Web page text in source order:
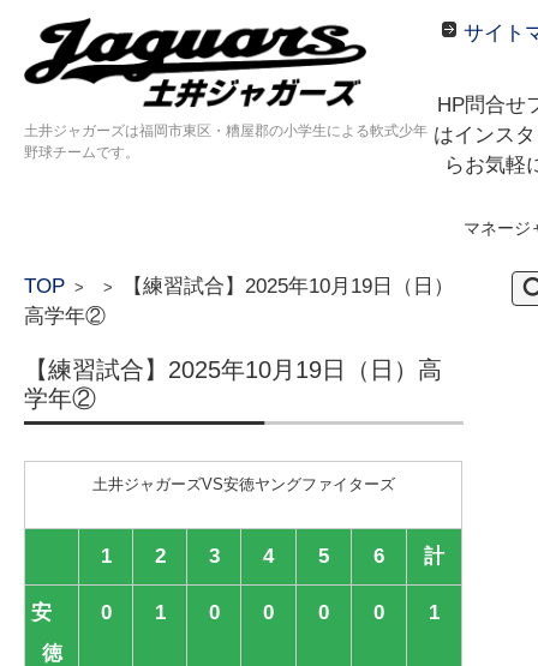
土井ジャガーズは福岡市東区・糟屋郡の小学生による軟式少年
野球チームです。
サイト
HP問合せ
はインス
らお気軽
マネー
TOP > >
【練習試合】2025年10月19日（日）
高学年②
【練習試合】2025年10月19日（日）高
学年②
土井ジャガーズVS安徳ヤングファイターズ
1 2 3 4 5 6 計
安
徳
0 1 0 0 0 0 1
検
索: